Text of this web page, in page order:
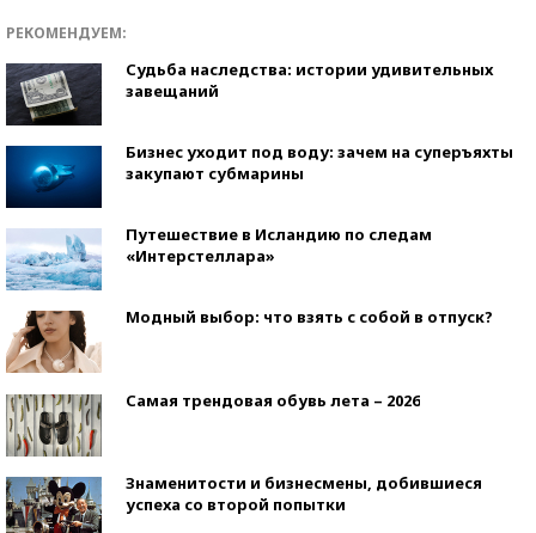
РЕКОМЕНДУЕМ:
Судьба наследства: истории удивительных
завещаний
Бизнес уходит под воду: зачем на суперъяхты
закупают субмарины
Путешествие в Исландию по следам
«Интерстеллара»
Модный выбор: что взять с собой в отпуск?
Самая трендовая обувь лета – 2026
Знаменитости и бизнесмены, добившиеся
успеха со второй попытки